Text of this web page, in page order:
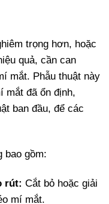
trọng hơn, hoặc
quả, cần can
mắt. Phẫu thuật này
mắt đã ổn định,
ban đầu, để các
bao gồm:
rút: Cắt bỏ hoặc giải
mí mắt.